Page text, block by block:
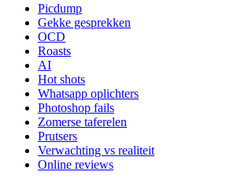
Picdump
Gekke gesprekken
OCD
Roasts
AI
Hot shots
Whatsapp oplichters
Photoshop fails
Zomerse taferelen
Prutsers
Verwachting vs realiteit
Online reviews